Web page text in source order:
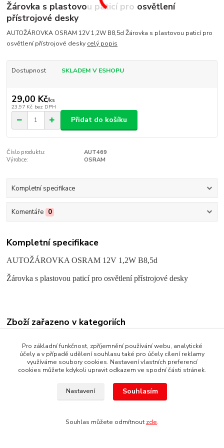
Žárovka s plastovou paticí pro osvětlení
přístrojové desky
AUTOŽÁROVKA OSRAM 12V 1,2W B8,5d Žárovka s plastovou paticí pro
osvětlení přístrojové desky celý popis
Dostupnost SKLADEM V ESHOPU
29,00 Kč/ks
23,97 Kč bez DPH
Přidat do košíku
Číslo produktu:
AUT469
Výrobce:
OSRAM
Kompletní specifikace
Komentáře 0
Kompletní specifikace
AUTOŽÁROVKA OSRAM 12V 1,2W B8,5d
Žárovka s plastovou paticí pro osvětlení přístrojové desky
Zboží zařazeno v kategoriích
PALUBNÍ DESKA
Pro základní funkčnost, zpříjemnění používání webu, analytické
účely a v případě udělení souhlasu také pro účely cílení reklamy
využíváme soubory cookies. Nastavení vlastních preferencí
cookies můžete kdykoli upravit odkazem ve spodní části stránek.
Nastavení Souhlasím
Souhlas můžete odmítnout zde.